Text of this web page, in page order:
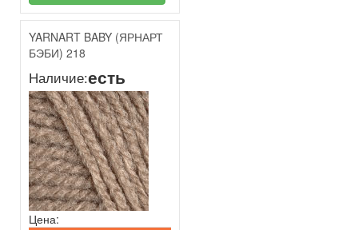
YARNART BABY (ЯРНАРТ
БЭБИ) 218
Наличие:есть
Цена: